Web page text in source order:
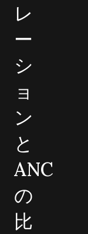
レ
ー
シ
ョ
ン
と
ANC
の
比